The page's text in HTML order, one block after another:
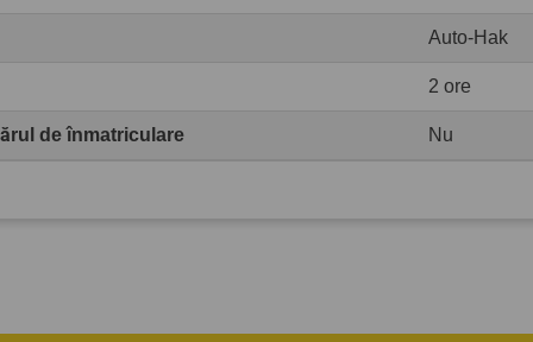
Auto-Hak
2 ore
de înmatriculare Nu